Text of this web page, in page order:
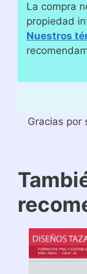
La compra
propiedad
Nuestros
Gracias por